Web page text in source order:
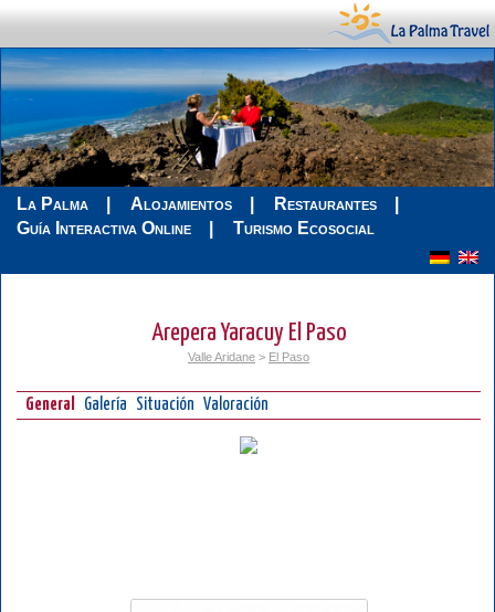
La Palma Alojamientos
Restaurantes
Guía Interactiva Online
Turismo Ecosocial
Arepera Yaracuy El Paso
Valle Aridane > El Paso
General Galería Situación Valoración